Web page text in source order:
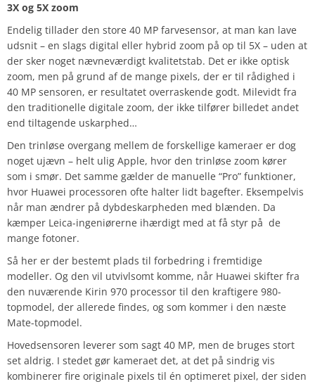
3X og 5X zoom
Endelig tillader den store 40 MP farvesensor, at man kan lave
udsnit – en slags digital eller hybrid zoom på op til 5X – uden at
der sker noget nævneværdigt kvalitetstab. Det er ikke optisk
zoom, men på grund af de mange pixels, der er til rådighed i
40 MP sensoren, er resultatet overraskende godt. Milevidt fra
den traditionelle digitale zoom, der ikke tilfører billedet andet
end tiltagende uskarphed…
Den trinløse overgang mellem de forskellige kameraer er dog
noget ujævn – helt ulig Apple, hvor den trinløse zoom kører
som i smør. Det samme gælder de manuelle “Pro” funktioner,
hvor Huawei processoren ofte halter lidt bagefter. Eksempelvis
når man ændrer på dybdeskarpheden med blænden. Da
kæmper Leica-ingeniørerne ihærdigt med at få styr på de
mange fotoner.
Så her er der bestemt plads til forbedring i fremtidige
modeller. Og den vil utvivlsomt komme, når Huawei skifter fra
den nuværende Kirin 970 processor til den kraftigere 980-
topmodel, der allerede findes, og som kommer i den næste
Mate-topmodel.
Hovedsensoren leverer som sagt 40 MP, men de bruges stort
set aldrig. I stedet gør kameraet det, at det på sindrig vis
kombinerer fire originale pixels til én optimeret pixel, der siden